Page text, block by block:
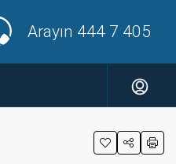
Arayın 444 7 405